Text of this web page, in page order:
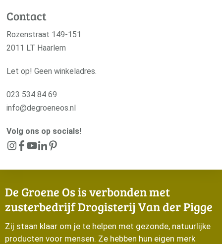
Contact
Rozenstraat 149-151
2011 LT Haarlem
Let op! Geen winkeladres.
023 534 84 69
info@degroeneos.nl
Volg ons op socials!
De Groene Os is verbonden met
zusterbedrijf Drogisterij Van der Pigge
Zij staan klaar om je te helpen met gezonde, natuurlijke
producten voor mensen. Ze hebben hun eigen merk